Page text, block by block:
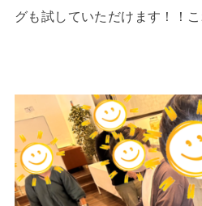
グも試していただけます！！